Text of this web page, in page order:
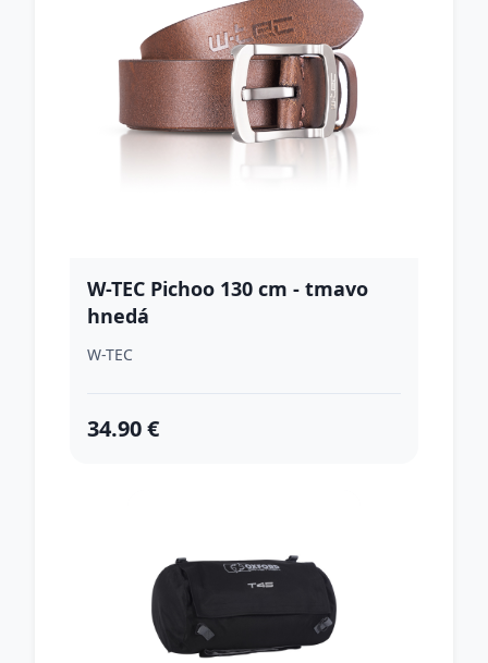
W-TEC Pichoo 130 cm - tmavo
hnedá
W-TEC
34.90 €